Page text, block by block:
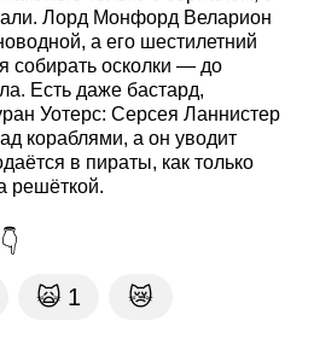
Лорд Монфорд Веларион
а его шестилетний
собирать осколки — до
Есть даже бастард,
Уотерс: Серсея Ланнистер
кораблями, а он уводит
в пираты, как только
решёткой.
🙀 1 😿